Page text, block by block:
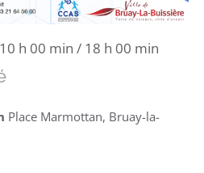
h 00 min / 18 h 00 min
Place Marmottan, Bruay-la-